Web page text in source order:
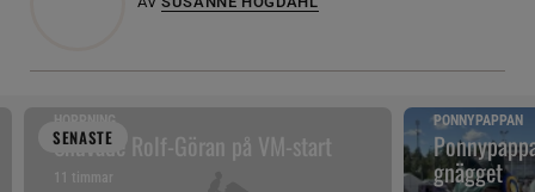
SENASTE
HOPPNING
Snuvade Rolf-Göran på VM-start
11 timmar
PONNYPAPPAN
gnägget